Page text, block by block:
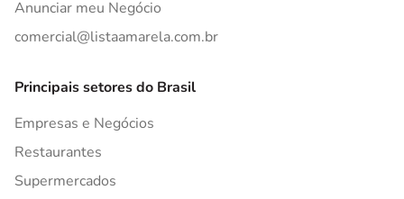
Anunciar meu Negócio
comercial@listaamarela.com.br
Principais setores do Brasil
Empresas e Negócios
Restaurantes
Supermercados